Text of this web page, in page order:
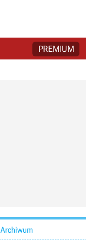
PREMIUM
Archiwum